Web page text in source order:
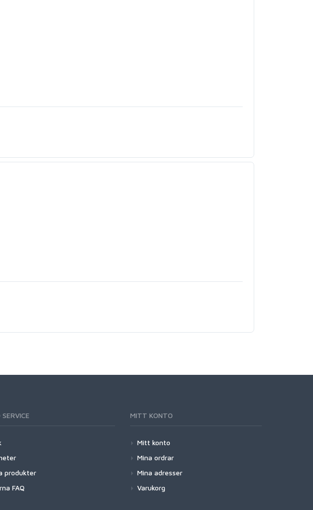
SERVICE
produkter
FAQ
MITT KONTO
Mitt konto
Mina ordrar
Mina adresser
Varukorg